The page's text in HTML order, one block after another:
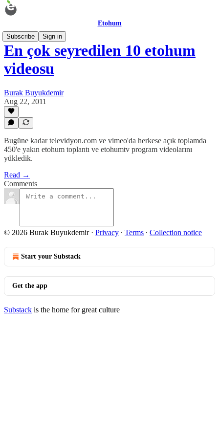
Etohum
Subscribe
Sign in
En çok seyredilen 10 etohum
videosu
Burak Buyukdemir
Aug 22, 2011
Bugüne kadar televidyon.com ve vimeo'da herkese açık toplamda
450'e yakın etohum toplantı ve etohumtv program videolarını
yükledik.
Read →
Comments
© 2026 Burak Buyukdemir· Privacy ∙ Terms ∙ Collection notice
Start your Substack
Get the app
Substack is the home for great culture